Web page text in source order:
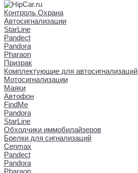
Контроль Охрана
Автосигнализации
StarLine
Pandect
Pandora
Pharaon
Призрак
Комплектующие для автосигнализаций
Мотосигнализации
Маяки
Автофон
FindMe
Pandora
StarLine
Обходчики иммобилайзеров
Брелки для сигнализаций
Cenmax
Pandect
Pandora
Pharaon